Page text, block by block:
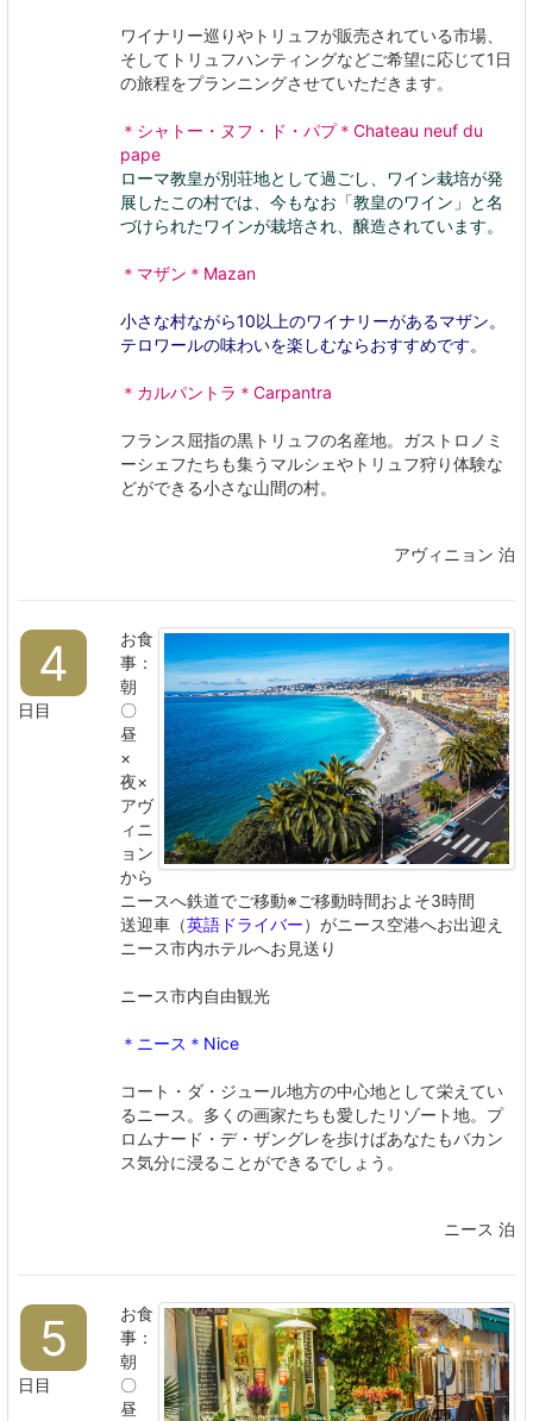
ワイナリー巡りやトリュフが販売されている市場、
そしてトリュフハンティングなどご希望に応じて1日
の旅程をプランニングさせていただきます。
＊シャトー・ヌフ・ド・パプ＊Chateau neuf du
pape
ローマ教皇が別荘地として過ごし、ワイン栽培が発
展したこの村では、今もなお「教皇のワイン」と名
づけられたワインが栽培され、醸造されています。
＊マザン＊Mazan
小さな村ながら10以上のワイナリーがあるマザン。
テロワールの味わいを楽しむならおすすめです。
＊カルパントラ＊Carpantra
フランス屈指の黒トリュフの名産地。ガストロノミ
ーシェフたちも集うマルシェやトリュフ狩り体験な
どができる小さな山間の村。
アヴィニョン 泊
4
日目
お食
事：
朝
〇
昼
×
夜×
アヴ
ィニ
ョン
から
ニースへ鉄道でご移動※ご移動時間およそ3時間
送迎車（英語ドライバー）がニース空港へお出迎え
ニース市内ホテルへお見送り
ニース市内自由観光
＊ニース＊Nice
コート・ダ・ジュール地方の中心地として栄えてい
るニース。多くの画家たちも愛したリゾート地。プ
ロムナード・デ・ザングレを歩けばあなたもバカン
ス気分に浸ることができるでしょう。
ニース 泊
5
日目
お食
事：
朝
〇
昼